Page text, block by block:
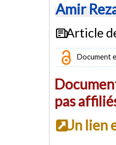
Amir
Article
Document
pas
Un lien